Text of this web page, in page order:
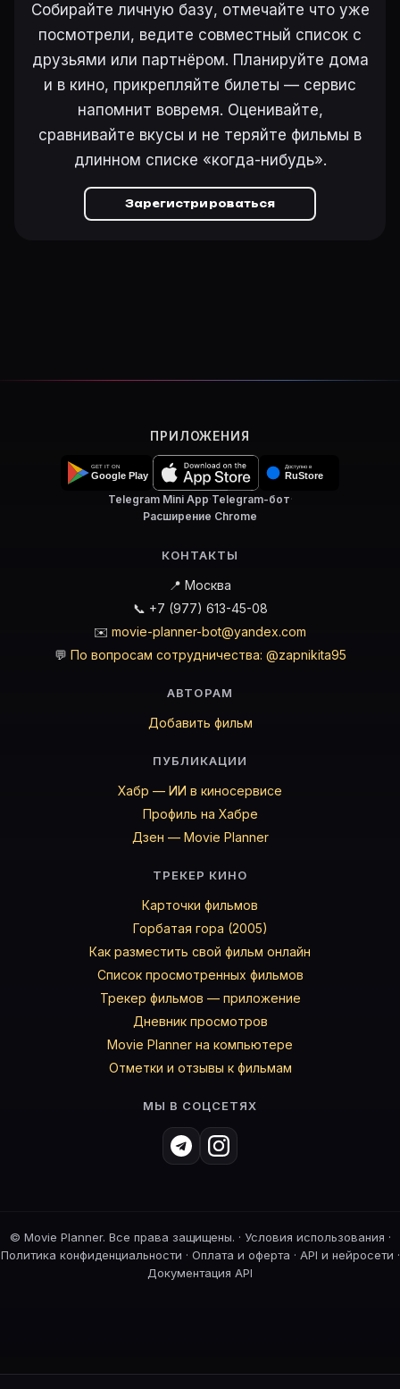
Собирайте личную базу, отмечайте что уже
посмотрели, ведите совместный список с
друзьями или партнёром. Планируйте дома
и в кино, прикрепляйте билеты — сервис
напомнит вовремя. Оценивайте,
сравнивайте вкусы и не теряйте фильмы в
длинном списке «когда-нибудь».
Зарегистрироваться
ПРИЛОЖЕНИЯ
Telegram Mini App·Telegram-бот·
Расширение Chrome
КОНТАКТЫ
📍 Москва
📞 +7 (977) 613-45-08
✉️ movie-planner-bot@yandex.com
💬 По вопросам сотрудничества: @zapnikita95
АВТОРАМ
Добавить фильм
ПУБЛИКАЦИИ
Хабр — ИИ в киносервисе
Профиль на Хабре
Дзен — Movie Planner
ТРЕКЕР КИНО
Карточки фильмов
Горбатая гора (2005)
Как разместить свой фильм онлайн
Список просмотренных фильмов
Трекер фильмов — приложение
Дневник просмотров
Movie Planner на компьютере
Отметки и отзывы к фильмам
МЫ В СОЦСЕТЯХ
© Movie Planner. Все права защищены. · Условия использования ·
Политика конфиденциальности · Оплата и оферта · API и нейросети ·
Документация API